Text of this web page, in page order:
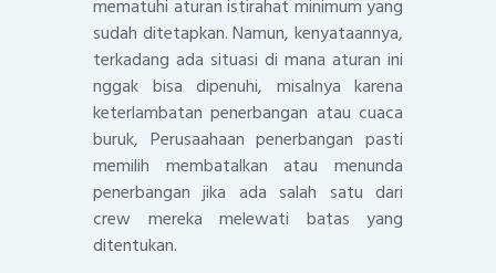
mematuhi aturan istirahat minimum yang
sudah ditetapkan. Namun, kenyataannya,
terkadang ada situasi di mana aturan ini
nggak bisa dipenuhi, misalnya karena
keterlambatan penerbangan atau cuaca
buruk, Perusaahaan penerbangan pasti
memilih membatalkan atau menunda
penerbangan jika ada salah satu dari
crew mereka melewati batas yang
ditentukan.